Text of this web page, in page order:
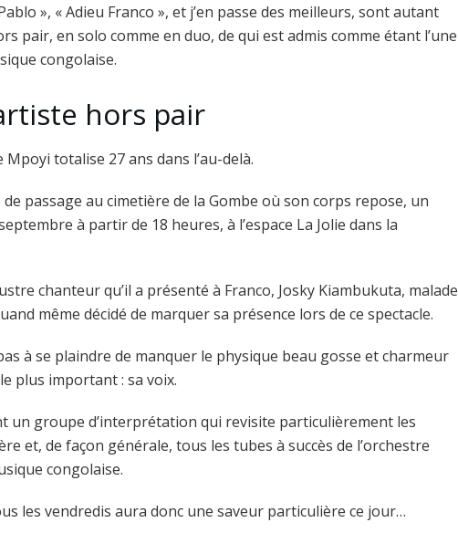
», « Adieu Franco », et j’en passe des meilleurs, sont autant
pair, en solo comme en duo, de qui est admis comme étant l’une
congolaise.
hors pair
totalise 27 ans dans l’au-delà.
passage au cimetière de la Gombe où son corps repose, un
à partir de 18 heures, à l’espace La Jolie dans la
chanteur qu’il a présenté à Franco, Josky Kiambukuta, malade
même décidé de marquer sa présence lors de ce spectacle.
à se plaindre de manquer le physique beau gosse et charmeur
plus important : sa voix.
un groupe d’interprétation qui revisite particulièrement les
et, de façon générale, tous les tubes à succès de l’orchestre
congolaise.
les vendredis aura donc une saveur particulière ce jour…